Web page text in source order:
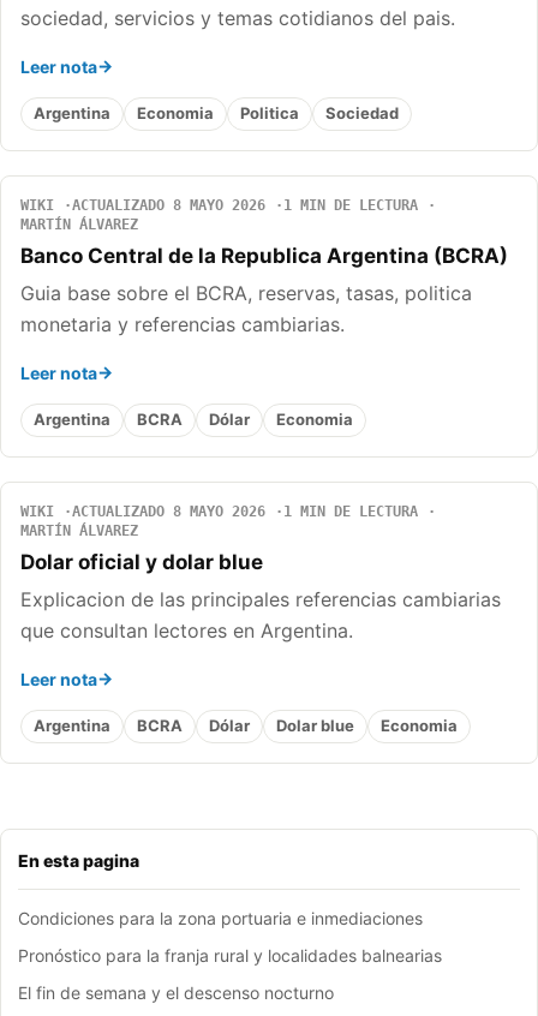
En esta pagina
Condiciones para la zona portuaria e inmediaciones
Pronóstico para la franja rural y localidades balnearias
El fin de semana y el descenso nocturno
sociedad, servicios y temas cotidianos del pais.
Leer nota
Argentina Economia Politica Sociedad
WIKI ACTUALIZADO 8 MAYO 2026
1 MIN DE LECTURA
MARTÍN ÁLVAREZ
Banco Central de la Republica Argentina (BCRA)
Guia base sobre el BCRA, reservas, tasas, politica
monetaria y referencias cambiarias.
Leer nota
Argentina BCRA Dólar Economia
WIKI ACTUALIZADO 8 MAYO 2026
1 MIN DE LECTURA
MARTÍN ÁLVAREZ
Dolar oficial y dolar blue
Explicacion de las principales referencias cambiarias
que consultan lectores en Argentina.
Leer nota
Argentina BCRA Dólar Dolar blue Economia